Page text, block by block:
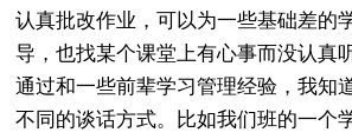
认真批改作业，可以为一些基础差的
导，也找某个课堂上有心事而没认真
通过和一些前辈学习管理经验，我知
不同的谈话方式。比如我们班的一个